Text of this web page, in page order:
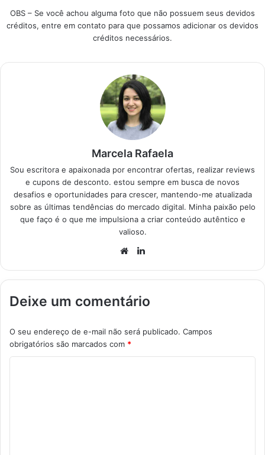
vendem e que
realmente entregam o
que prometem pra
economizar sem
OBS – Se você achou alguma foto que não possuem seus devidos
créditos, entre em contato para que possamos adicionar os devidos
créditos necessários.
Marcela Rafaela
Sou escritora e apaixonada por encontrar ofertas, realizar reviews
e cupons de desconto. estou sempre em busca de novos
desafios e oportunidades para crescer, mantendo-me atualizada
sobre as últimas tendências do mercado digital. Minha paixão pelo
que faço é o que me impulsiona a criar conteúdo autêntico e
valioso.
Website
Deixe um comentário
O seu endereço de e-mail não será publicado. Campos
obrigatórios são marcados com *